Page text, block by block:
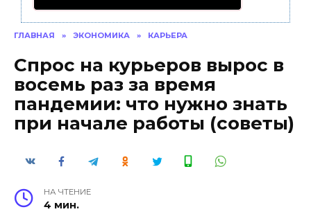
ГЛАВНАЯ » ЭКОНОМИКА » КАРЬЕРА
Спрос на курьеров вырос в
восемь раз за время
пандемии: что нужно знать
при начале работы (советы)
НА ЧТЕНИЕ
4 мин.